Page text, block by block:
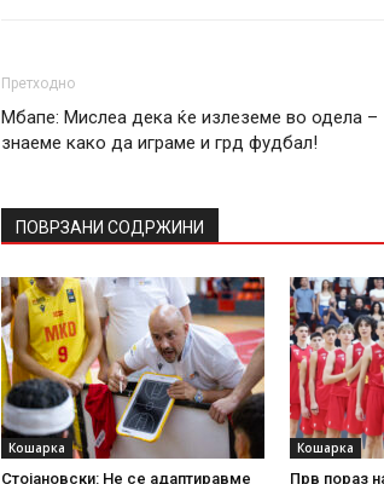
Претходно
Мбапе: Мислеа дека ќе излеземе во одела –
знаеме како да играме и грд фудбал!
ПОВРЗАНИ СОДРЖИНИ
Кошарка
Стојановски: Не се адаптиравме
Кошарка
Прв пораз